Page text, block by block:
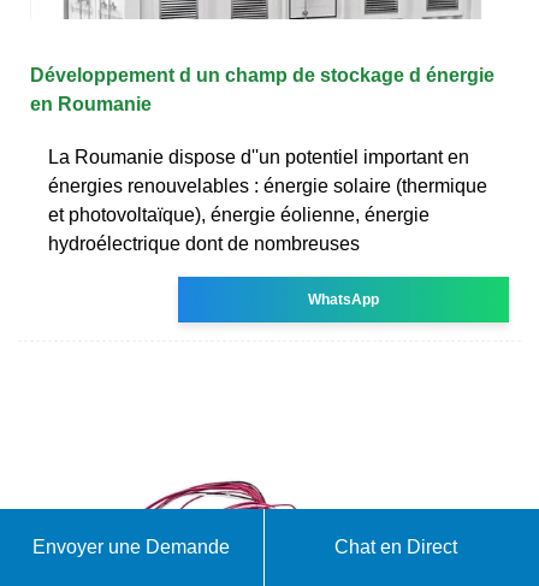
Développement d un champ de stockage d énergie
en Roumanie
La Roumanie dispose d''un potentiel important en
énergies renouvelables : énergie solaire (thermique
et photovoltaïque), énergie éolienne, énergie
hydroélectrique dont de nombreuses
WhatsApp
Envoyer une Demande Chat en Direct